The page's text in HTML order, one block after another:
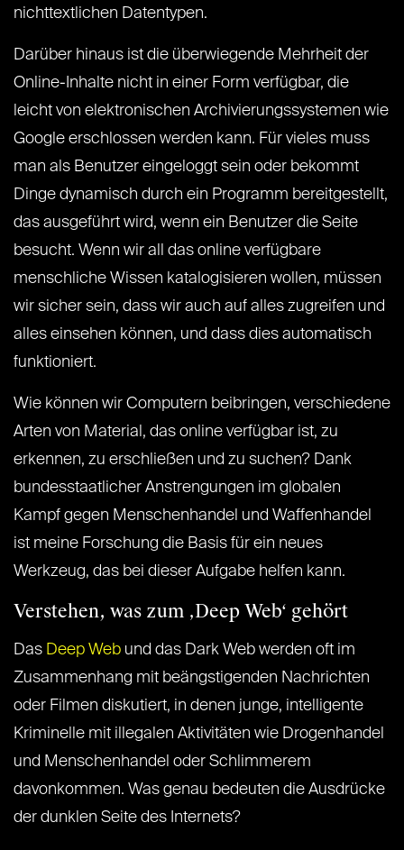
nichttextlichen Datentypen.
Darüber hinaus ist die überwiegende Mehrheit der
Online-Inhalte nicht in einer Form verfügbar, die
leicht von elektronischen Archivierungssystemen wie
Google erschlossen werden kann. Für vieles muss
man als Benutzer eingeloggt sein oder bekommt
Dinge dynamisch durch ein Programm bereitgestellt,
das ausgeführt wird, wenn ein Benutzer die Seite
besucht. Wenn wir all das online verfügbare
menschliche Wissen katalogisieren wollen, müssen
wir sicher sein, dass wir auch auf alles zugreifen und
alles einsehen können, und dass dies automatisch
funktioniert.
Wie können wir Computern beibringen, verschiedene
Arten von Material, das online verfügbar ist, zu
erkennen, zu erschließen und zu suchen? Dank
bundesstaatlicher Anstrengungen im globalen
Kampf gegen Menschenhandel und Waffenhandel
ist meine Forschung die Basis für ein neues
Werkzeug, das bei dieser Aufgabe helfen kann.
Verstehen, was zum ‚Deep Web‘ gehört
Das Deep Web und das Dark Web werden oft im
Zusammenhang mit beängstigenden Nachrichten
oder Filmen diskutiert, in denen junge, intelligente
Kriminelle mit illegalen Aktivitäten wie Drogenhandel
und Menschenhandel oder Schlimmerem
davonkommen. Was genau bedeuten die Ausdrücke
der dunklen Seite des Internets?